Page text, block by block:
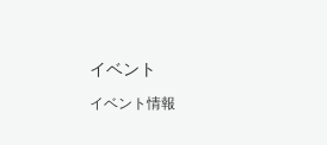
イベント
イベント情報